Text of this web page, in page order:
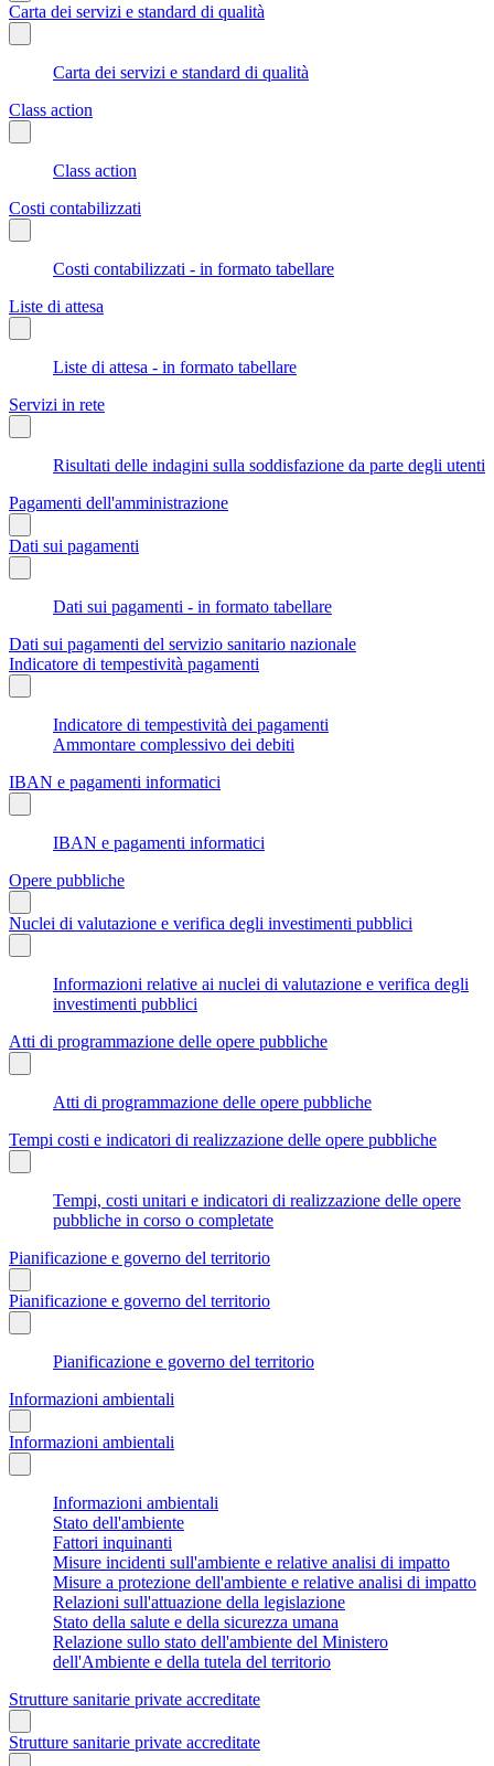
Carta dei servizi e standard di qualità
Carta dei servizi e standard di qualità
Class action
Class action
Costi contabilizzati
Costi contabilizzati - in formato tabellare
Liste di attesa
Liste di attesa - in formato tabellare
Servizi in rete
Risultati delle indagini sulla soddisfazione da parte degli utenti
Pagamenti dell'amministrazione
Dati sui pagamenti
Dati sui pagamenti - in formato tabellare
Dati sui pagamenti del servizio sanitario nazionale
Indicatore di tempestività pagamenti
Indicatore di tempestività dei pagamenti
Ammontare complessivo dei debiti
IBAN e pagamenti informatici
IBAN e pagamenti informatici
Opere pubbliche
Nuclei di valutazione e verifica degli investimenti pubblici
Informazioni relative ai nuclei di valutazione e verifica degli
investimenti pubblici
Atti di programmazione delle opere pubbliche
Atti di programmazione delle opere pubbliche
Tempi costi e indicatori di realizzazione delle opere pubbliche
Tempi, costi unitari e indicatori di realizzazione delle opere
pubbliche in corso o completate
Pianificazione e governo del territorio
Pianificazione e governo del territorio
Pianificazione e governo del territorio
Informazioni ambientali
Informazioni ambientali
Informazioni ambientali
Stato dell'ambiente
Fattori inquinanti
Misure incidenti sull'ambiente e relative analisi di impatto
Misure a protezione dell'ambiente e relative analisi di impatto
Relazioni sull'attuazione della legislazione
Stato della salute e della sicurezza umana
Relazione sullo stato dell'ambiente del Ministero
dell'Ambiente e della tutela del territorio
Strutture sanitarie private accreditate
Strutture sanitarie private accreditate